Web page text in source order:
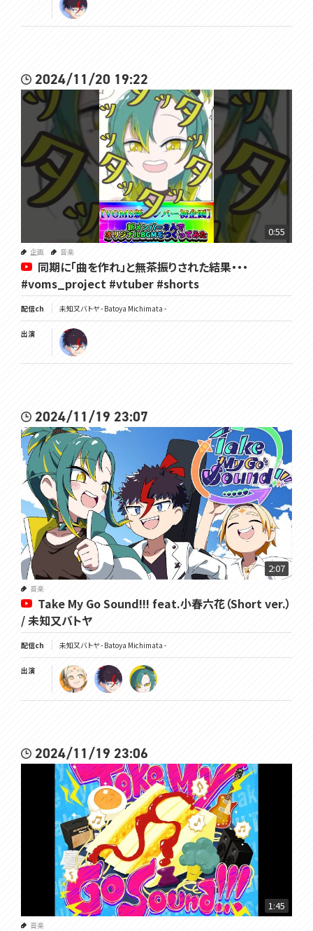
2024/11/20 19:22
0:55
企画 音楽
同期に「曲を作れ」と無茶振りされた結果・・・
#voms_project #vtuber #shorts
配信ch 未知又バトヤ - Batoya Michimata -
出演
2024/11/19 23:07
2:07
音楽
Take My Go Sound!!! feat.小春六花（Short ver.）
/ 未知又バトヤ
配信ch 未知又バトヤ - Batoya Michimata -
出演
2024/11/19 23:06
1:45
音楽